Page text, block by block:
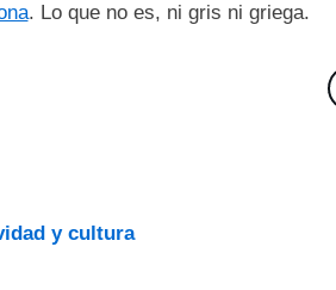
. Lo que no es, ni gris ni griega.
y cultura